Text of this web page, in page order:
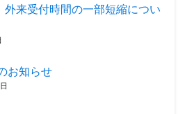
来受付時間の一部短縮につい
お知らせ